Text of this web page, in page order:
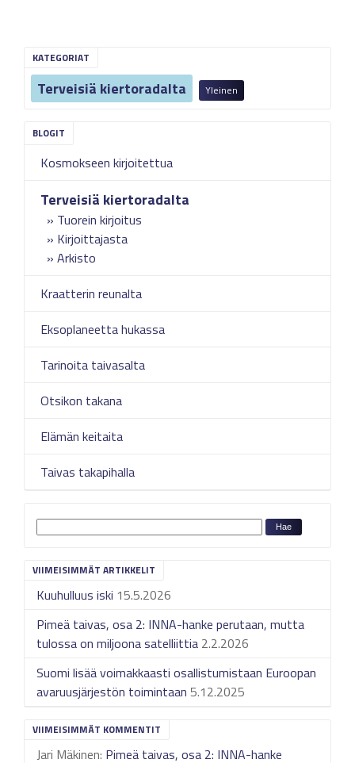
KATEGORIAT
Terveisiä kiertoradalta Yleinen
Kosmokseen kirjoitettua
Terveisiä kiertoradalta
Tuorein kirjoitus
Kirjoittajasta
Arkisto
Kraatterin reunalta
Eksoplaneetta hukassa
Tarinoita taivasalta
Otsikon takana
Elämän keitaita
Taivas takapihalla
VIIMEISIMMÄT ARTIKKELIT
Kuuhulluus iski 15.5.2026
Pimeä taivas, osa 2: INNA-hanke perutaan, mutta
tulossa on miljoona satelliittia 2.2.2026
Suomi lisää voimakkaasti osallistumistaan Euroopan
avaruusjärjestön toimintaan 5.12.2025
VIIMEISIMMÄT KOMMENTIT
Jari Mäkinen: Pimeä taivas, osa 2: INNA-hanke